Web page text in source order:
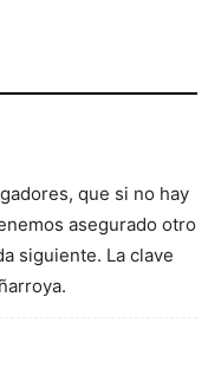
que si no hay
asegurado otro
siguiente. La clave